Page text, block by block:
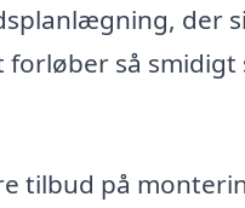
der
forløber så smidigt
tilbud på